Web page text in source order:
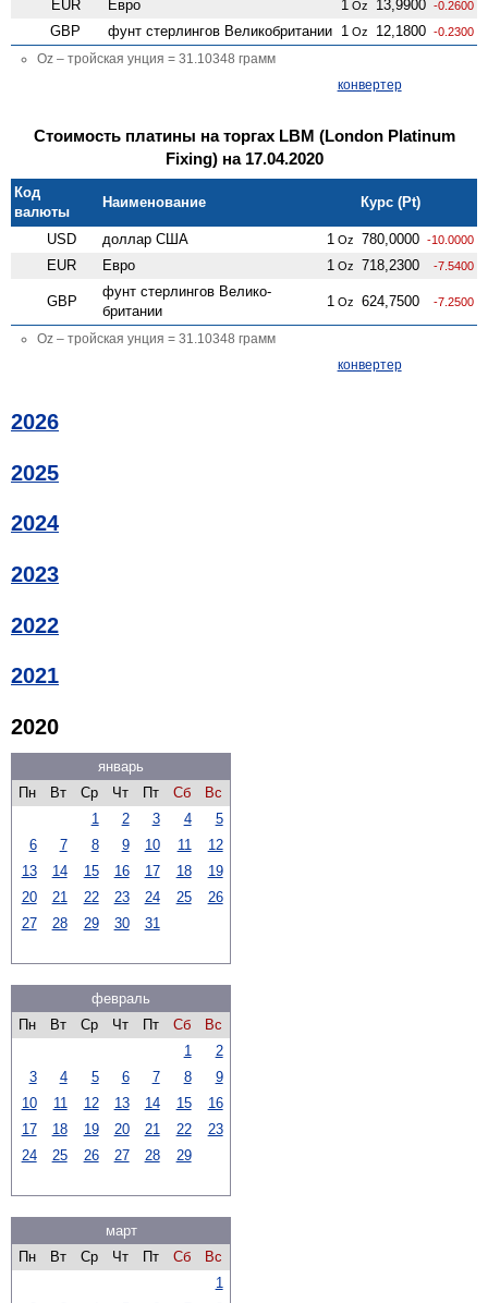
EUR Евро 1 Oz 13,9900 -0.2600
GBP фунт стерлингов Велико­британии 1 Oz 12,1800 -0.2300
Oz – тройская унция = 31.10348 грамм
конвертер
Стоимость платины на торгах LBM (London Platinum
Fixing) на 17.04.2020
Код
валюты
Наименование Курс (Pt)
USD доллар США 1 Oz 780,0000 -10.0000
EUR Евро 1 Oz 718,2300 -7.5400
GBP
фунт стерлингов Велико­
британии
1 Oz 624,7500 -7.2500
Oz – тройская унция = 31.10348 грамм
конвертер
2026
2025
2024
2023
2022
2021
2020
январь
Пн
Вт Ср Чт Пт Сб
Вс
1
2 3 4
5
6
7 8 9 10 11
12
13
14 15 16 17 18
19
20
21 22 23 24 25
26
27
28 29 30 31
февраль
Пн
Вт Ср Чт Пт Сб
Вс
1
2
3
4 5 6 7 8
9
10
11 12 13 14 15
16
17
18 19 20 21 22
23
24
25 26 27 28 29
март
Пн
Вт Ср Чт Пт Сб
Вс
1